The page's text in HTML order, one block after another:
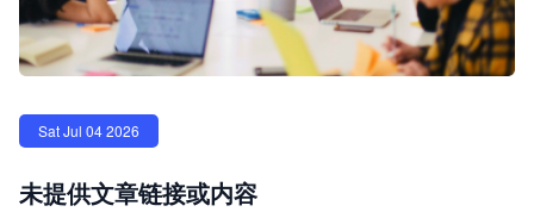
Sat Jul 04 2026
未提供文章链接或内容